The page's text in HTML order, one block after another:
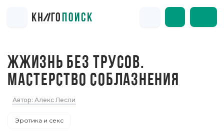
ЖЖИЗНЬ БЕЗ ТРУСОВ.
МАСТЕРСТВО СОБЛАЗНЕНИЯ
Автор: Алекс Лесли
Эротика и секс